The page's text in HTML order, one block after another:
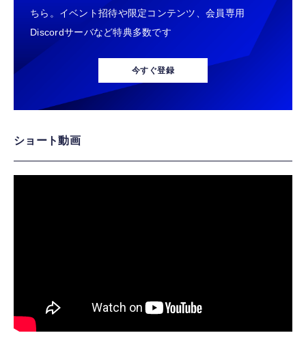
ちら。イベント招待や限定コンテンツ、会員専用
Discordサーバなど特典多数です
今すぐ登録
ショート動画